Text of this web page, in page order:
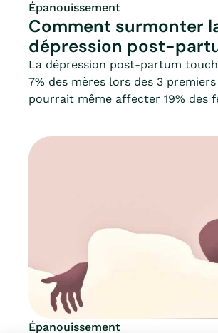
Épanouissement
Comment surmonter
dépression post-
La dépression post-partum
7% des mères lors des 3
pourrait même affecter 19% des
manière générale,
partum (la période qui suit
de femmes : fatigantes sur le
d’œstrogènes chute
comme signes évocateurs une
lubrification vaginale, tandis qu’à
production d’une autre hormone,
prolactine, responsable de la
diminue le désir sexuel et, de ce
fréquence des rapports
Épanouissement